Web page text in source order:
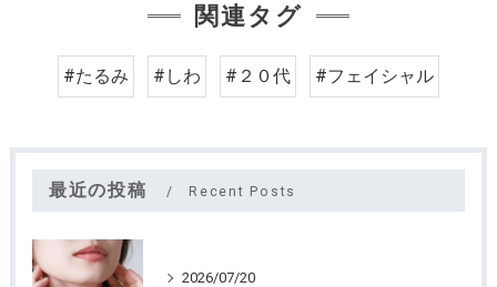
関連タグ
#たるみ #しわ #２０代 #フェイシャル
最近の投稿 Recent Posts
2026/07/20